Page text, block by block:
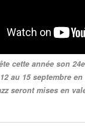
cette année son
au 15 septembre
seront mises en